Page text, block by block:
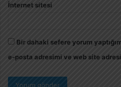
İnternet sitesi
Bir dahaki sefere yorum
e-posta adresimi ve web site